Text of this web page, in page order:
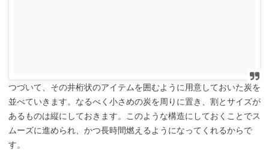
つづいて、その井桁状のアイテムを囲むように用意しておいた炭を
並べていきます。なるべく小さめの炭を周りに置き、割とサイズが
あるものは縦にしておきます。このような構造にしておくことでス
ムーズに進められ、かつ長時間燃えるようになってくれるからで
す。